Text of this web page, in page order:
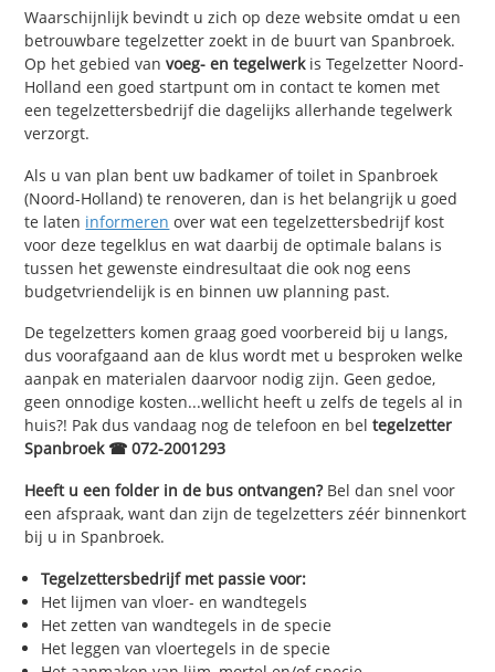
Waarschijnlijk bevindt u zich op deze website omdat u een
betrouwbare tegelzetter zoekt in de buurt van Spanbroek.
Op het gebied van voeg- en tegelwerkis Tegelzetter Noord-
Holland een goed startpunt om in contact te komen met
een tegelzettersbedrijf die dagelijks allerhande tegelwerk
verzorgt.
Als u van plan bent uw badkamer of toilet in Spanbroek
(Noord-Holland) te renoveren, dan is het belangrijk u goed
te laten informeren over wat een tegelzettersbedrijf kost
voor deze tegelklus en wat daarbij de optimale balans is
tussen het gewenste eindresultaat die ook nog eens
budgetvriendelijk is en binnen uw planning past.
De tegelzetters komen graag goed voorbereid bij u langs,
dus voorafgaand aan de klus wordt met u besproken welke
aanpak en materialen daarvoor nodig zijn. Geen gedoe,
geen onnodige kosten...wellicht heeft u zelfs de tegels al in
huis?! Pak dus vandaag nog de telefoon en beltegelzetter
Spanbroek ☎ 072-2001293
Heeft u een folder in de bus ontvangen?Bel dan snel voor
een afspraak, want dan zijn de tegelzetters zéér binnenkort
bij u in Spanbroek.
Tegelzettersbedrijf met passie voor:
Het lijmen van vloer- en wandtegels
Het zetten van wandtegels in de specie
Het leggen van vloertegels in de specie